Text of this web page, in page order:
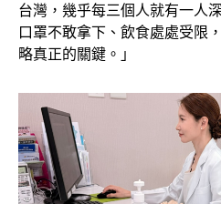
台灣，幾乎每三個人就有一人
口罩不敢拿下、飲食處處受限
略真正的關鍵。」